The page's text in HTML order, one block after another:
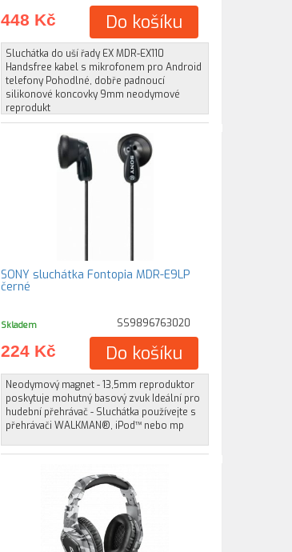
448 Kč Do košíku
Sluchátka do uší řady EX MDR-EX110
Handsfree kabel s mikrofonem pro Android
telefony Pohodlné, dobře padnoucí
silikonové koncovky 9mm neodymové
reprodukt
SONY sluchátka Fontopia MDR-E9LP
černé
Skladem SS9896763020
224 Kč Do košíku
Neodymový magnet - 13,5mm reproduktor
poskytuje mohutný basový zvuk Ideální pro
hudební přehrávač - Sluchátka používejte s
přehrávači WALKMAN®, iPod™ nebo mp